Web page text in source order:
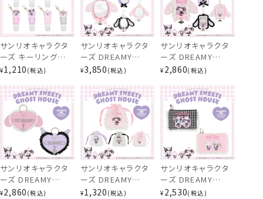
ぬいぐるみマスコット
サンリオキャラクタ
ーズ キーリング付き
ダイカットホイップ
7種＞ マイメロ クロ
ミ シュガーバニーズ
粧美堂 shobido
¥1,210 税込
サンリオキャラクタ
ーズ DREAMY
SWEETS GHOST
ルチポーチ ＜ マイ
メロディ / クロミ /
シュガーバニーズ
（しろうさ） / シュガ
ーバニーズ（くろう
さ） ＞ 粧美堂
shobido ドリーミ
ー スイーツ ゴース
ト ハウス シリーズ
¥3,850 税込
サンリオキャラクタ
ーズ DREAMY
SWEETS GHOST
スケース ＜ マイメ
ロディ / クロミ / シ
ュガーバニーズ（し
ろうさ） / シュガー
バニーズ（くろうさ）
＞ 粧美堂 shobido
ドリーミー スイーツ
ゴースト ハウス シ
リーズ
¥ 2,860 税込
サンリオキャラクタ
ーズ DREAMY
SWEETS GHOST
¥2,860 税込
サンリオキャラクタ
ーズ DREAMY
SWEETS GHOST
¥1,320 税込
サンリオキャラクタ
ーズ DREAMY
SWEETS GHOST
¥ 2,530 税込